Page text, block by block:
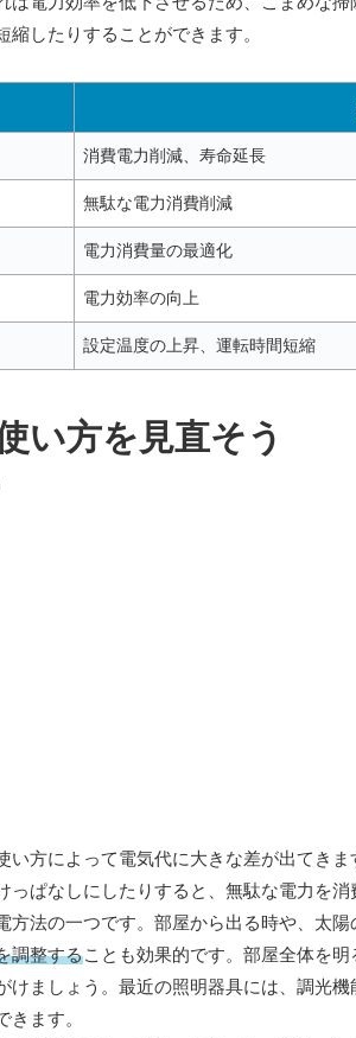
したりすることができます。
消費電力削減、寿命延長
無駄な電力消費削減
電力消費量の最適化
電力効率の向上
設定温度の上昇、運転時間短縮
い方を見直そう
方によって電気代に大きな差が出てき
ぱなしにしたりすると、無駄な電力を消
方法の一つです。部屋から出る時や、太陽
調整することも効果的です。部屋全体を
けましょう。最近の照明器具には、調光
ます。